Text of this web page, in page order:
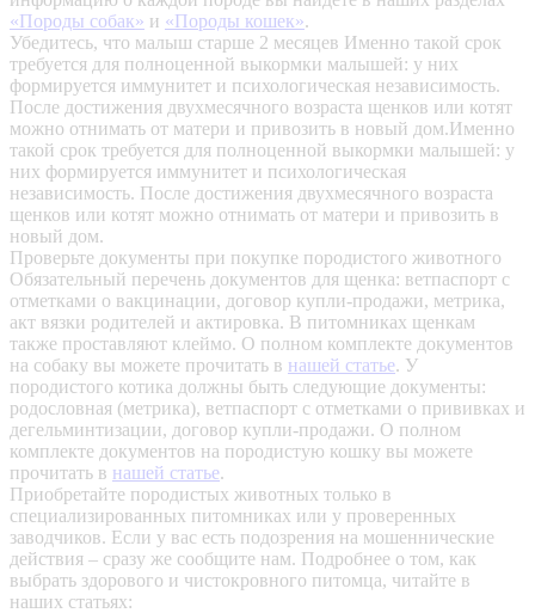
«Породы собак» и «Породы кошек».
Убедитесь, что малыш старше 2 месяцев Именно такой срок
требуется для полноценной выкормки малышей: у них
формируется иммунитет и психологическая независимость.
После достижения двухмесячного возраста щенков или котят
можно отнимать от матери и привозить в новый дом.Именно
такой срок требуется для полноценной выкормки малышей: у
них формируется иммунитет и психологическая
независимость. После достижения двухмесячного возраста
щенков или котят можно отнимать от матери и привозить в
новый дом.
Проверьте документы при покупке породистого животного
Обязательный перечень документов для щенка: ветпаспорт с
отметками о вакцинации, договор купли-продажи, метрика,
акт вязки родителей и актировка. В питомниках щенкам
также проставляют клеймо. О полном комплекте документов
на собаку вы можете прочитать в нашей статье. У
породистого котика должны быть следующие документы:
родословная (метрика), ветпаспорт с отметками о прививках и
дегельминтизации, договор купли-продажи. О полном
комплекте документов на породистую кошку вы можете
прочитать в нашей статье.
Приобретайте породистых животных только в
специализированных питомниках или у проверенных
заводчиков. Если у вас есть подозрения на мошеннические
действия – сразу же сообщите нам. Подробнее о том, как
выбрать здорового и чистокровного питомца, читайте в
наших статьях: